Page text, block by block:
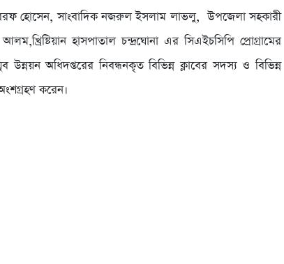
হোসেন, সাংবাদিক নজরুল ইসলাম লাভলু, উপজেলা সহকারী
হাসপাতাল চন্দ্রঘোনা এর সিএইচসিপি প্রোগ্রামের
অধিদপ্তরের নিবন্ধনকৃত বিভিন্ন ক্লাবের সদস্য ও বিভিন্ন
করেন।